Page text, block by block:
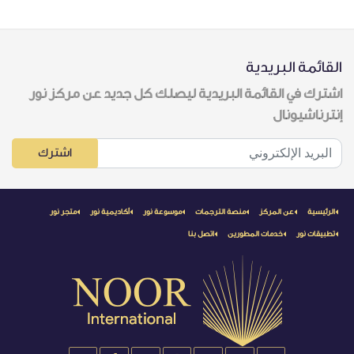
القائمة البريدية
اشترك في القائمة البريدية ليصلك كل جديد عن مركز نور
إنترناشيونال
اشترك
الرئيسية عن المركز منصة الترجمات موسوعة نور أكاديمية نور متجر نور
تطبيقات نور خدمات المطورين اتصل بنا